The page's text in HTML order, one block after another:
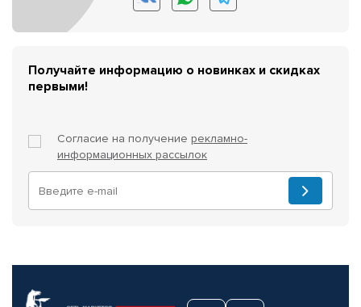
Получайте информацию о новинках и скидках
первыми!
Согласие на получение рекламно-
информационных рассылок